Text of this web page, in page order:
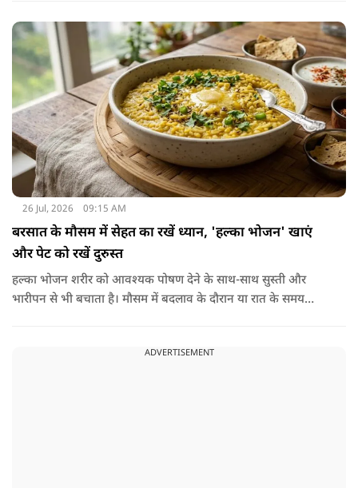
नहीं बनाता जो इसे तोड़ सके या पचा सके।
26 Jul, 2026 09:15 AM
बरसात के मौसम में सेहत का रखें ध्यान, 'हल्का भोजन' खाएं
और पेट को रखें दुरुस्त
हल्का भोजन शरीर को आवश्यक पोषण देने के साथ-साथ सुस्ती और
भारीपन से भी बचाता है। मौसम में बदलाव के दौरान या रात के समय
में हल्का भोजन मेटाबॉलिज्म के लिए भी बेहतर होता है।
ADVERTISEMENT